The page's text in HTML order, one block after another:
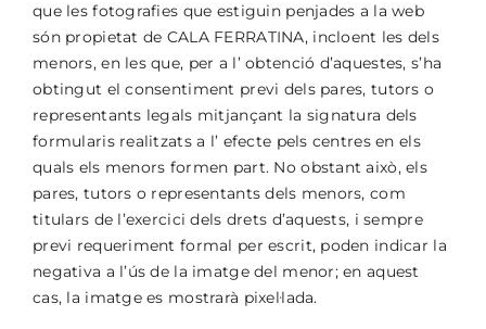
que les fotografies que estiguin penjades a la web
són propietat de CALA FERRATINA, incloent les dels
menors, en les que, per a l’ obtenció d’aquestes, s’ha
obtingut el consentiment previ dels pares, tutors o
representants legals mitjançant la signatura dels
formularis realitzats a l’ efecte pels centres en els
quals els menors formen part. No obstant això, els
pares, tutors o representants dels menors, com
titulars de l’exercici dels drets d’aquests, i sempre
previ requeriment formal per escrit, poden indicar la
negativa a l’ús de la imatge del menor; en aquest
cas, la imatge es mostrarà pixel·lada.